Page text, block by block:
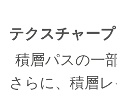
テクスチャー
積層パスの一
さらに、積層